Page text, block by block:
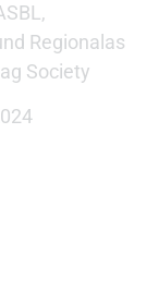
Regionalas
Society